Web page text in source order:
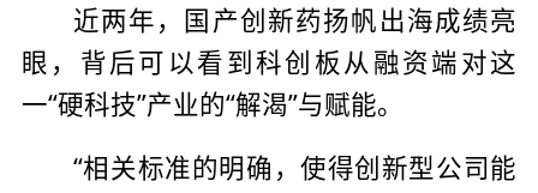
近两年，国产创新药扬帆出海成绩亮
眼，背后可以看到科创板从融资端对这
一“硬科技”产业的“解渴”与赋能。
“相关标准的明确，使得创新型公司能